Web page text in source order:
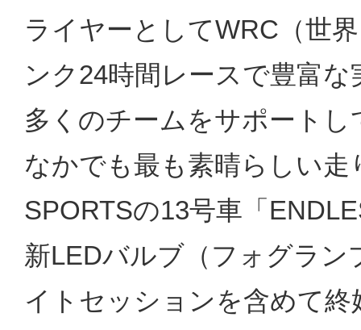
ライヤーとしてWRC（世
ンク24時間レースで豊富
多くのチームをサポートし
なかでも最も素晴らしい
SPORTSの13号車「
新LEDバルブ（フォグラン
イトセッションを含めて